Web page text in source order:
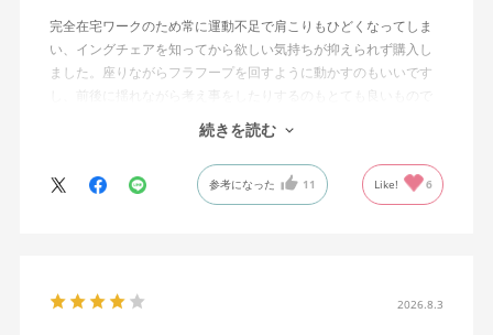
完全在宅ワークのため常に運動不足で肩こりもひどくなってしま
い、イングチェアを知ってから欲しい気持ちが抑えられず購入し
ました。座りながらフラフープを回すように動かすのもいいです
し、前後に揺れながら考え事をしたりするのもとても良いもので
す。カチャカチャ音が鳴るわけではないのですが、オフィスで揺
れてばっかだと怒られそうですが、自宅なら何も気にせずに使え
特に前後に揺らす時にヘッドレストありで購入して良かったと思
えます。揺れを止める機能もちゃんとあります。
続きを読む
参考になった 11 Like! 6
2026.8.3